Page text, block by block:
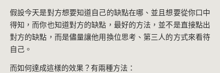
假設今天是對方想要知道自己的缺點在哪、並且想要從你口中
得知，而你也知道對方的缺點，最好的方法，並不是直接點出
對方的缺點，而是儘量讓他用換位思考、第三人的方式來看待
自己。
而如何達成這樣的效果？有兩種方法：